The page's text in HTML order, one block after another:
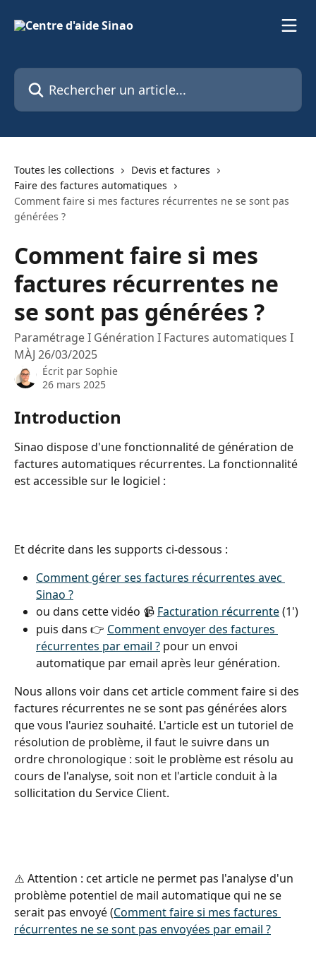
Rechercher un article...
Toutes les collections
Devis et factures
Faire des factures automatiques
Comment faire si mes factures récurrentes ne se sont pas
générées ?
Comment faire si mes
factures récurrentes ne
se sont pas générées ?
Paramétrage I Génération I Factures automatiques I
MÀJ 26/03/2025
Écrit par Sophie
26 mars 2025
Introduction
Sinao dispose d'une fonctionnalité de génération de
factures automatiques récurrentes. La fonctionnalité
est accessible sur le logiciel :
Et décrite dans les supports ci-dessous :
Comment gérer ses factures récurrentes avec
Sinao ?
ou dans cette vidéo 📹 Facturation récurrente (1')
puis dans 👉 Comment envoyer des factures
récurrentes par email ? pour un envoi
automatique par email après leur génération.
Nous allons voir dans cet article comment faire si des
factures récurrentes ne se sont pas générées alors
que vous l'auriez souhaité. L'article est un tutoriel de
résolution de problème, il faut le suivre dans un
ordre chronologique : soit le problème est résolu au
cours de l'analyse, soit non et l'article conduit à la
sollicitation du Service Client.
⚠️ Attention : cet article ne permet pas l'analyse d'un
problème potentiel de mail automatique qui ne se
serait pas envoyé (Comment faire si mes factures
récurrentes ne se sont pas envoyées par email ?